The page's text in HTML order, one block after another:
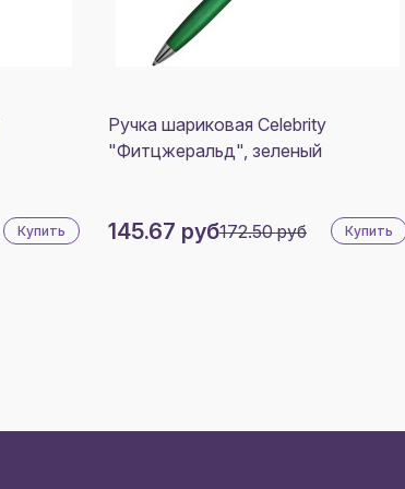
Купить
Ручка шариковая Celebrity
"Фитцжеральд", зеленый
145.67 руб172.50 руб Купить